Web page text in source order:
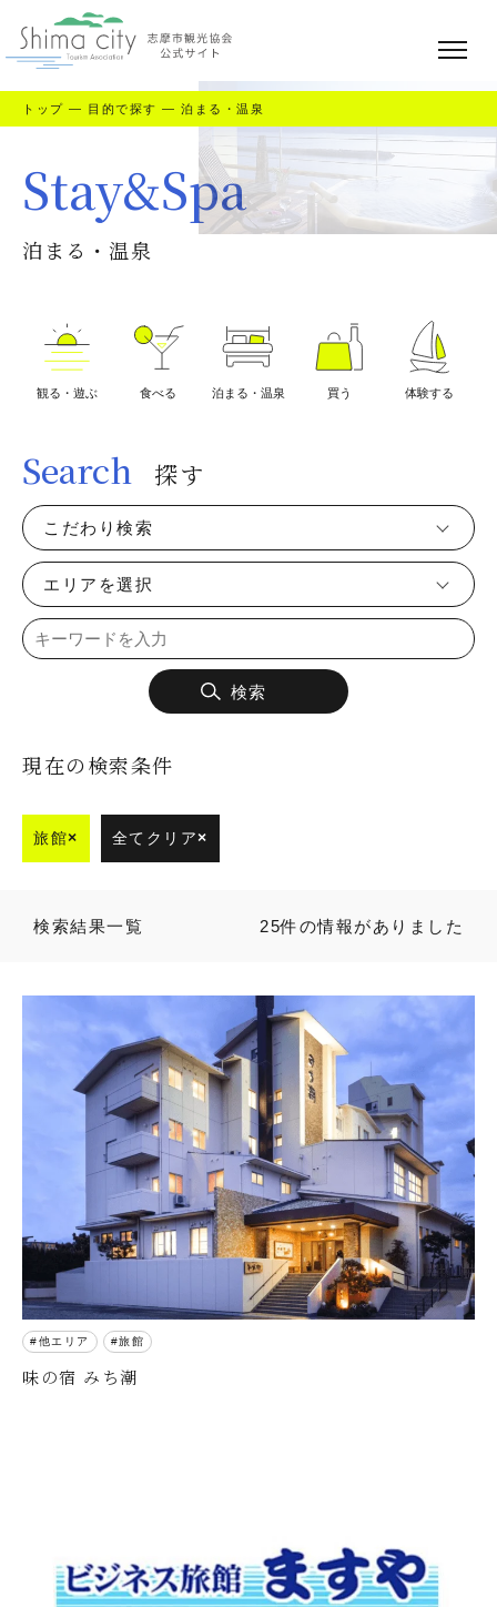
トップ — 目的で探す — 泊まる・温泉
Stay&Spa
泊まる・温泉
観る・遊ぶ 食べる 泊まる・温泉 買う 体験する
Search 探す
こだわり検索
エリアを選択
検索
現在の検索条件
旅館× 全てクリア×
検索結果一覧 25件の情報がありました
他エリア 旅館
味の宿 みち潮